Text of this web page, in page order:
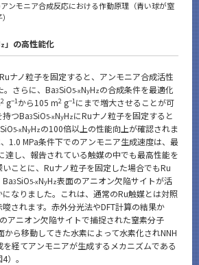
ンモニア合成反応における作動原理（青い球が窒
z 」の高性能化
ナノ粒子を固定すると、アンモニア合成活性
。さらに、Ba3SiO5-xNyHzの合成条件を最適化
2 g−1 から105 m2 g−1 にまで増大させることが可
持つBa3SiO5-xNyHzにRuナノ粒子を固定すると
SiO5-xNyHzの100倍以上の性能向上が確認されま
1.0 MPa条件下でのアンモニア生成速度は、最
達し、報告されている触媒の中でも最高性能を
ことに、Ruナノ粒子を固定した場合でもRu
Ba3SiO5-xNyHz表面のアニオン欠陥サイトが活
なりました。これは、通常のRu触媒とは対照
されます。赤外分光法やDFT計算の結果か
アニオン欠陥サイトで捕捉された窒素分子
から移動してきた水素によって水素化されNNH
経てアンモニアが生成するメカニズムである
）。